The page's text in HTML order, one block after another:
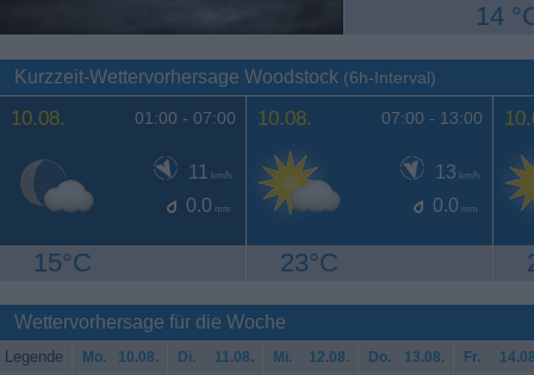
14
Kurzzeit-Wettervorhersage Woodstock (6h-Interval)
10.08. 01:00 - 07:00
11 km/h
0.0 mm
15°C
10.08. 07:00 - 13:00
13 km/h
0.0 mm
23°C
Wettervorhersage für die Woche
Legende Mo. 10.08. Di. 11.08. Mi. 12.08. Do. 13.08. Fr.